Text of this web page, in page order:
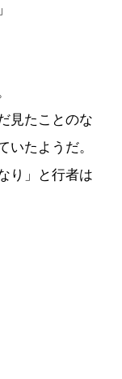
見たことのな
いたようだ。
り」と行者は